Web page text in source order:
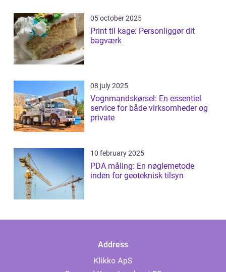
05 october 2025
Print til kage: Personliggør dit
bagværk
08 july 2025
Vognmandskørsel: En essentiel
service for både virksomheder og
private
10 february 2025
PDA måling: En nøglemetode
inden for geoteknisk tilsyn
Address